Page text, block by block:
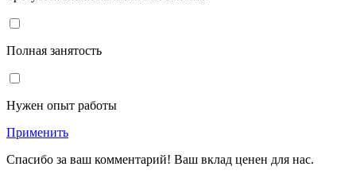
Полная занятость
Нужен опыт работы
Применить
Спасибо за ваш комментарий! Ваш вклад ценен для нас.